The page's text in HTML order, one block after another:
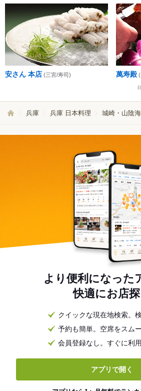
安さん 本店 (三宮/寿司) 萬寿殿
兵庫 兵庫 日本料理 城崎・山陰
より便利になった
快適にお店
クイックな現在地検索。
予約も簡単。空席をスム
会員登録なし。すぐに利
アプリで開く